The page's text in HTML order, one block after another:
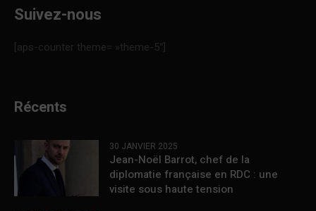
Suivez-nous
[aps-counter theme= »theme-5″]
Récents
30 JANVIER 2025
Jean-Noël Barrot, chef de la
diplomatie française en RDC : une
visite sous haute tension